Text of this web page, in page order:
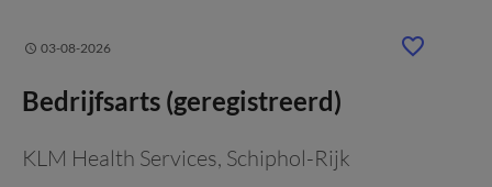
03-08-2026
Bedrijfsarts (geregistreerd)
KLM Health Services, Schiphol-Rijk